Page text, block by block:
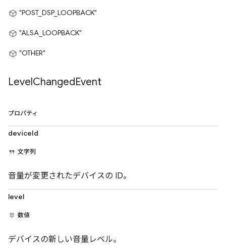
"POST_DSP_LOOPBACK"
"ALSA_LOOPBACK"
"OTHER"
LevelChangedEvent
プロパティ
deviceId
文字列
音量が変更されたデバイスの ID。
level
数値
デバイスの新しい音量レベル。